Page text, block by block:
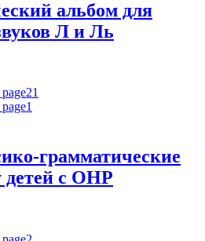
альбом для
Л и Ль
грамматические
детей с ОНР